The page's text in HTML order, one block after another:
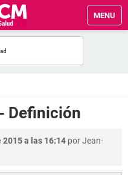
MENU
Definición
2015 a las 16:14 porJean-